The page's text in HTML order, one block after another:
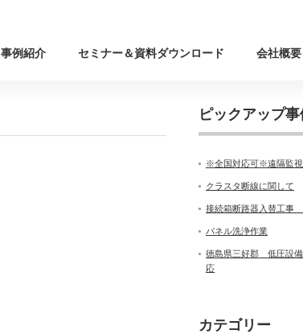
事例紹介 セミナー＆資料ダウンロード 会社概要
ピックアップ事
※全国対応可※遠隔監視
クラスタ断線に関して
接続箱断路器入替工事
パネル洗浄作業
徳島県三好郡 低圧設
応
カテゴリー